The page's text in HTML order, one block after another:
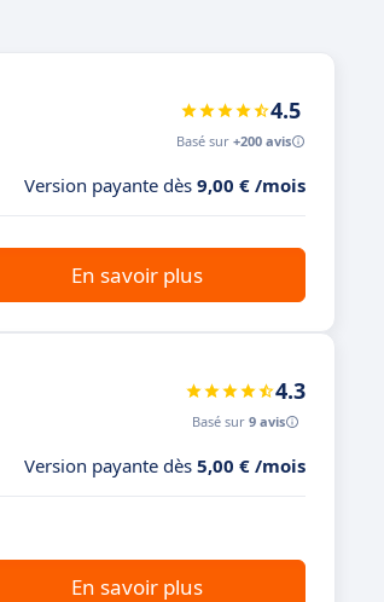
4.5
Basé sur +200 avis
Version payante dès 9,00 € /mois
En savoir plus
4.3
Basé sur 9 avis
Version payante dès 5,00 € /mois
En savoir plus